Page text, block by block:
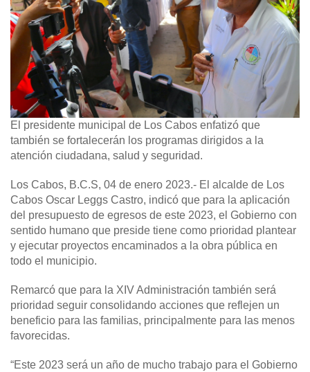
El presidente municipal de Los Cabos enfatizó que
también se fortalecerán los programas dirigidos a la
atención ciudadana, salud y seguridad.
Los Cabos, B.C.S, 04 de enero 2023.- El alcalde de Los
Cabos Oscar Leggs Castro, indicó que para la aplicación
del presupuesto de egresos de este 2023, el Gobierno con
sentido humano que preside tiene como prioridad plantear
y ejecutar proyectos encaminados a la obra pública en
todo el municipio.
Remarcó que para la XIV Administración también será
prioridad seguir consolidando acciones que reflejen un
beneficio para las familias, principalmente para las menos
favorecidas.
“Este 2023 será un año de mucho trabajo para el Gobierno